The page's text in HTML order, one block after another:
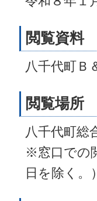
閲覧資料
八千代町Ｂ
閲覧場所
八千代町総
※窓口での
日を除く。